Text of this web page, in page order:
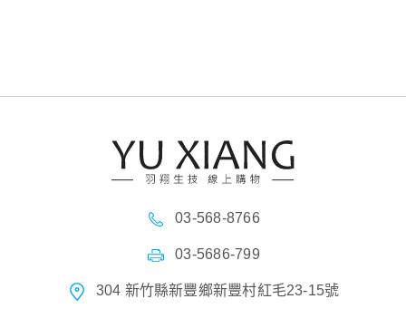
03-568-8766
03-5686-799
304 新竹縣新豐鄉新豐村紅毛23-15號